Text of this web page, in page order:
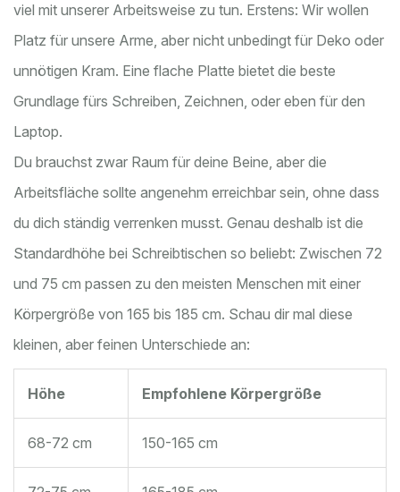
viel mit unserer Arbeitsweise zu tun. Erstens: Wir wollen
Platz für unsere Arme, aber nicht unbedingt für Deko oder
unnötigen Kram. Eine flache Platte bietet die beste
Grundlage fürs Schreiben, Zeichnen, oder eben für den
Laptop.
Du brauchst zwar Raum für deine Beine, aber die
Arbeitsfläche sollte angenehm erreichbar sein, ohne dass
du dich ständig verrenken musst. Genau deshalb ist die
Standardhöhe bei Schreibtischen so beliebt: Zwischen 72
und 75 cm passen zu den meisten Menschen mit einer
Körpergröße von 165 bis 185 cm. Schau dir mal diese
kleinen, aber feinen Unterschiede an:
Höhe Empfohlene Körpergröße
68-72 cm 150-165 cm